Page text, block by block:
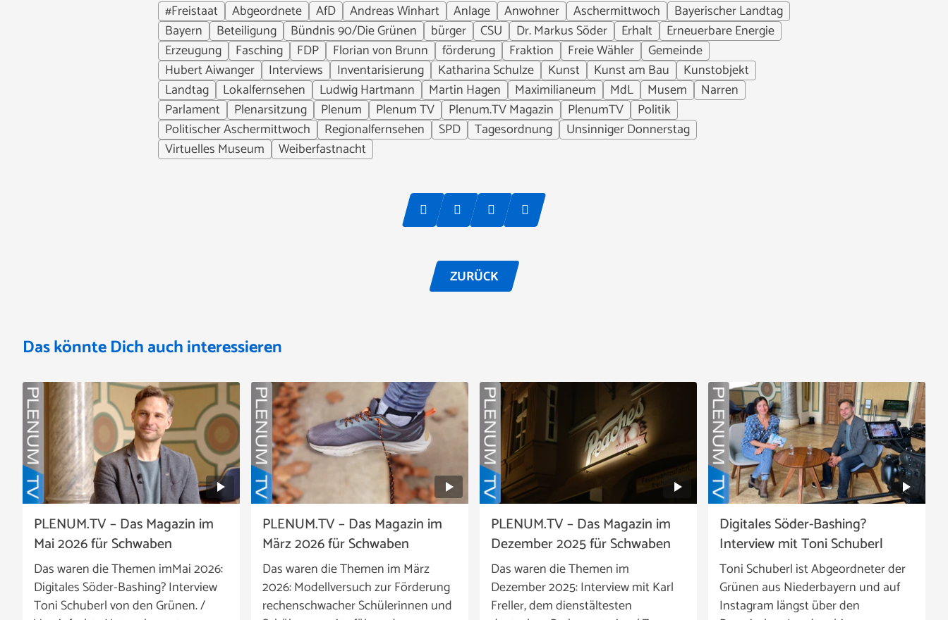
#Freistaat
Abgeordnete AfD Andreas Winhart Anlage Anwohner Aschermittwoch
Bayerischer Landtag
Bayern
Beteiligung Bündnis 90/Die Grünen bürger CSU Dr. Markus Söder Erhalt
Erneuerbare Energie
Erzeugung
Fasching FDP Florian von Brunn förderung Fraktion Freie Wähler
Gemeinde
Hubert Aiwanger
Interviews Inventarisierung Katharina Schulze Kunst Kunst am Bau
Kunstobjekt
Landtag
Lokalfernsehen Ludwig Hartmann Martin Hagen Maximilianeum MdL Musem
Narren
Parlament
Plenarsitzung Plenum Plenum TV Plenum.TV Magazin PlenumTV
Politik
Politischer Aschermittwoch
Regionalfernsehen SPD Tagesordnung
Unsinniger Donnerstag
Virtuelles Museum
Weiberfastnacht
ZURÜCK
Das könnte Dich auch interessieren
PLENUM.TV – Das Magazin im
Mai 2026 für Schwaben
Das waren die Themen imMai 2026:
Digitales Söder-Bashing? Interview
Toni Schuberl von den Grünen. /
PLENUM.TV – Das Magazin im
März 2026 für Schwaben
Das waren die Themen im März
2026: Modellversuch zur Förderung
rechenschwacher Schülerinnen und
PLENUM.TV – Das Magazin im
Dezember 2025 für Schwaben
Das waren die Themen im
Dezember 2025: Interview mit Karl
Freller, dem dienstältesten
Digitales Söder-Bashing?
Interview mit Toni Schuberl
Toni Schuberl ist Abgeordneter der
Grünen aus Niederbayern und auf
Instagram längst über den